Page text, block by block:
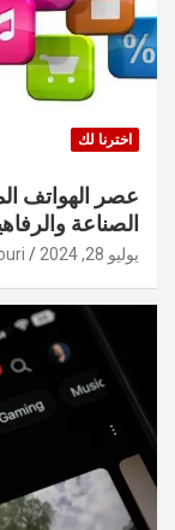
اخترنا لك
عصر الهواتف
الصناعة
يوليو 28, 2024